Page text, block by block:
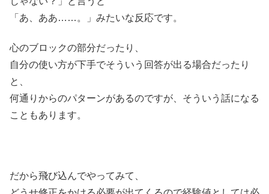
「あ、ああ……。」みたいな反応です。
心のブロックの部分だったり、
自分の使い方が下手でそういう回答が出る場合だったり
と、
何通りからのパターンがあるのですが、そういう話になる
こともあります。
だから飛び込んでやってみて、